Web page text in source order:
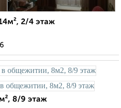
2/4 этаж
8/9 этаж